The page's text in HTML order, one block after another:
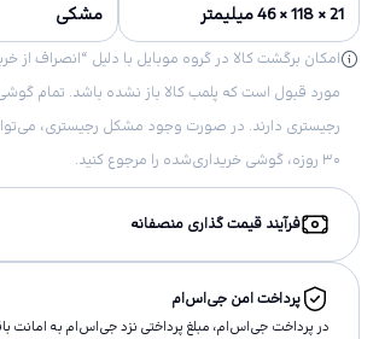
21 × 118 × 46 میلیمتر
مشکی
امکان برگشت کالا در گروه موبایل با دلیل “انصراف از
مورد قبول است که پلمب کالا باز نشده باشد. تمام
رجیستری دارند. در صورت وجود مشکل رجیستری،
۳۰ روزه، گوشی خریداری‌شده را مرجوع کنید.
فرآیند قیمت گذاری منصفانه
پرداخت امن جی‌اس‌ام
در پرداخت جی‌اس‌ام، مبلغ پرداختى نزد جی‌اس‌ام به امانت